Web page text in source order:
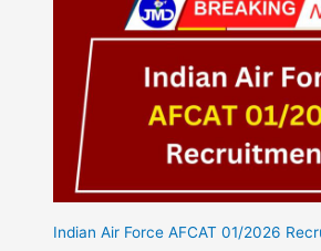
Indian Air Force AFCAT 01/2026